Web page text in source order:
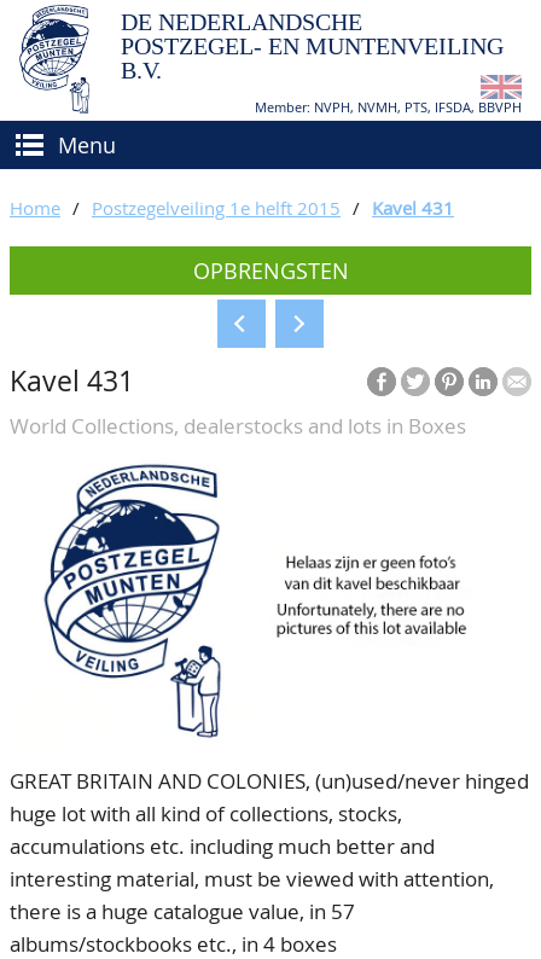
DE NEDERLANDSCHE
POSTZEGEL- EN MUNTENVEILING
B.V.
Member: NVPH, NVMH, PTS, IFSDA, BBVPH
Menu
(VER)KOPEN
Hoe verkopen?
Voorwaarden
BIEDEN
CATALOGI/OPBRENGSTEN
KEURINGSDIENST
AGENDA
OVER ONS
Ons Team
80 jarig bestaan
CONTACT
ACCOUNT
Home / Postzegelveiling 1e helft 2015 / Kavel 431
OPBRENGSTEN
Kavel 431
World Collections, dealerstocks and lots in Boxes
GREAT BRITAIN AND COLONIES, (un)used/never hinged
huge lot with all kind of collections, stocks,
accumulations etc. including much better and
interesting material, must be viewed with attention,
there is a huge catalogue value, in 57
albums/stockbooks etc., in 4 boxes